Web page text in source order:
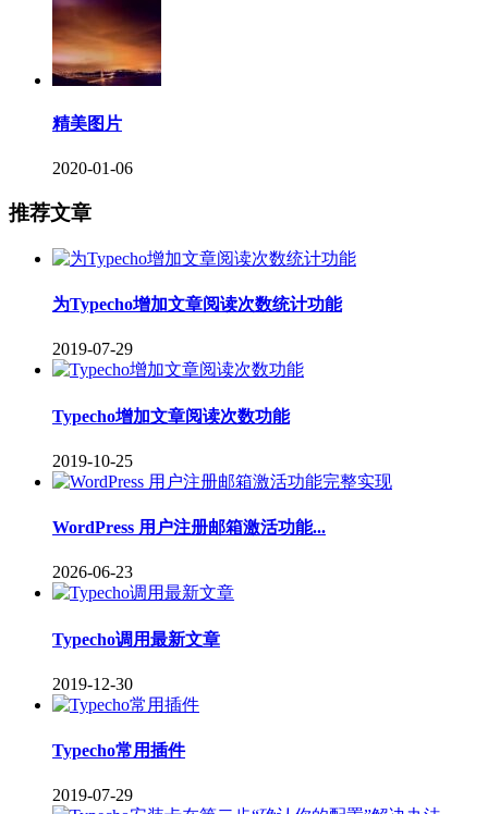
精美图片
2020-01-06
推荐文章
为Typecho增加文章阅读次数统计功能
2019-07-29
Typecho增加文章阅读次数功能
2019-10-25
WordPress 用户注册邮箱激活功能...
2026-06-23
Typecho调用最新文章
2019-12-30
Typecho常用插件
2019-07-29